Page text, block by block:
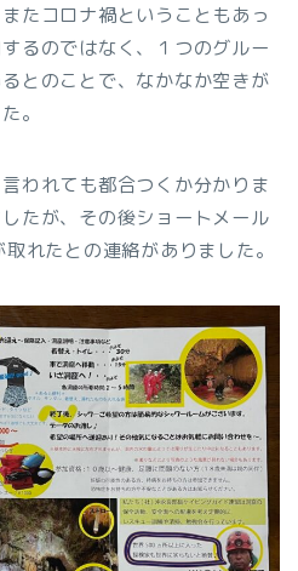
たコロナ禍ということもあっ
るのではなく、１つのグルー
とのことで、なかなか空きが
。
われても都合つくか分かりま
たが、その後ショートメール
れたとの連絡がありました。